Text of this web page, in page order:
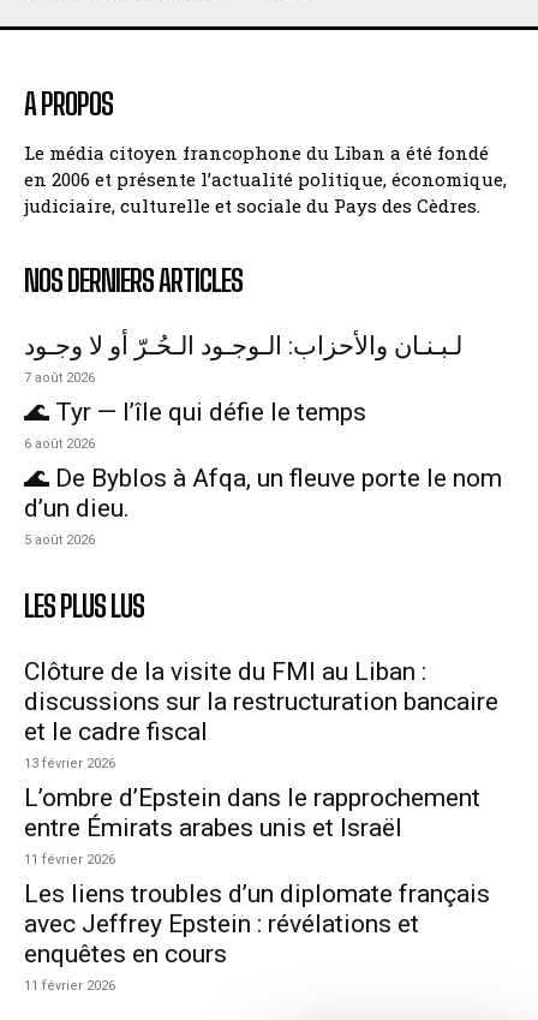
A PROPOS
Le média citoyen francophone du Liban a été fondé
en 2006 et présente l’actualité politique, économique,
judiciaire, culturelle et sociale du Pays des Cèdres.
NOS DERNIERS ARTICLES
لـبـنـان والأحزاب: الـوجـود الـحُـرّ أو لا وجـود
7 août 2026
🌊 Tyr — l’île qui défie le temps
6 août 2026
🌊 De Byblos à Afqa, un fleuve porte le nom
d’un dieu.
5 août 2026
LES PLUS LUS
Clôture de la visite du FMI au Liban :
discussions sur la restructuration bancaire
et le cadre fiscal
13 février 2026
L’ombre d’Epstein dans le rapprochement
entre Émirats arabes unis et Israël
11 février 2026
Les liens troubles d’un diplomate français
avec Jeffrey Epstein : révélations et
enquêtes en cours
11 février 2026